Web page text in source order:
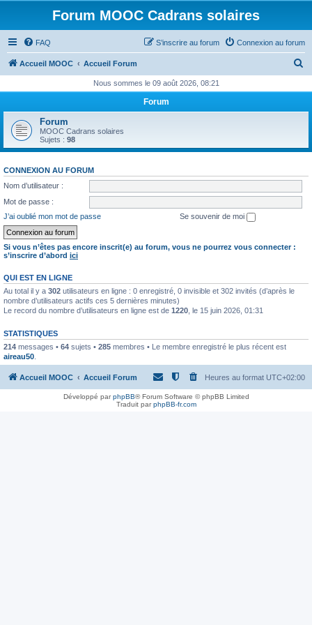
Forum MOOC Cadrans solaires
FAQ Connexion au forum
S’inscrire au forum
Accueil MOOC Accueil Forum
h
r
Nous sommes le 09 août 2026, 08:21
Forum
Forum
MOOC Cadrans solaires
Sujets : 98
CONNEXION AU FORUM
Nom d’utilisateur :
Mot de passe :
J’ai oublié mon mot de passe
Se souvenir de moi
Si vous n’êtes pas encore inscrit(e) au forum, vous ne pourrez vous connecter :
s’inscrire d’abord ici
QUI EST EN LIGNE
Au total il y a 302 utilisateurs en ligne : 0 enregistré, 0 invisible et 302 invités (d’après le
nombre d’utilisateurs actifs ces 5 dernières minutes)
Le record du nombre d’utilisateurs en ligne est de 1220 , le 15 juin 2026, 01:31
STATISTIQUES
214 messages • 64 sujets • 285 membres • Le membre enregistré le plus récent est
aireau50
Accueil MOOC Accueil Forum Heures au format UTC+02:00
Développé parphpBB® Forum Software © phpBB Limited
Traduit parphpBB-fr.com